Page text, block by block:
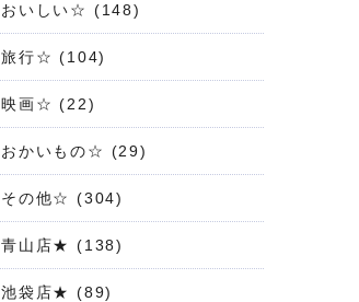
おいしい☆ (148)
旅行☆ (104)
映画☆ (22)
おかいもの☆ (29)
その他☆ (304)
青山店★ (138)
池袋店★ (89)